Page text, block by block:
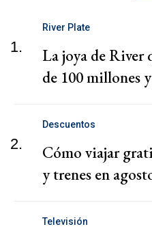
1.
River Plate
La joya de River
de 100 millones
2.
Descuentos
Cómo viajar
y trenes en
Televisión